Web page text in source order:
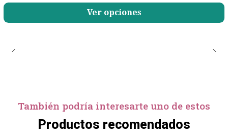
Ver opciones
También podría interesarte uno de estos
Productos recomendados
+7